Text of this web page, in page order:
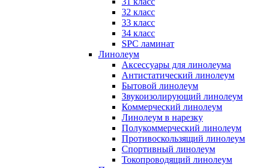
32 класс
33 класс
34 класс
SPC ламинат
Линолеум
Аксессуары для линолеума
Антистатический линолеум
Бытовой линолеум
Звукоизолирующий линолеум
Коммерческий линолеум
Линолеум в нарезку
Полукоммерческий линолеум
Противоскользящий линолеум
Спортивный линолеум
Токопроводящий линолеум